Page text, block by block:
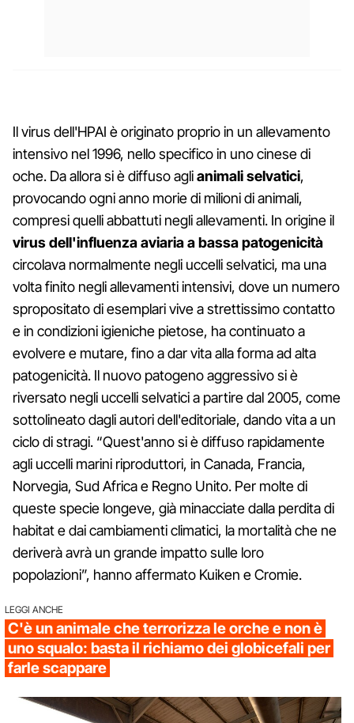
Il virus dell'HPAI è originato proprio in un allevamento
intensivo nel 1996, nello specifico in uno cinese di
oche. Da allora si è diffuso aglianimali selvatici,
provocando ogni anno morie di milioni di animali,
compresi quelli abbattuti negli allevamenti. In origine il
virus dell'influenza aviaria a bassa patogenicità
circolava normalmente negli uccelli selvatici, ma una
volta finito negli allevamenti intensivi, dove un numero
spropositato di esemplari vive a strettissimo contatto
e in condizioni igieniche pietose, ha continuato a
evolvere e mutare, fino a dar vita alla forma ad alta
patogenicità. Il nuovo patogeno aggressivo si è
riversato negli uccelli selvatici a partire dal 2005, come
sottolineato dagli autori dell'editoriale, dando vita a un
ciclo di stragi. “Quest'anno si è diffuso rapidamente
agli uccelli marini riproduttori, in Canada, Francia,
Norvegia, Sud Africa e Regno Unito. Per molte di
queste specie longeve, già minacciate dalla perdita di
habitat e dai cambiamenti climatici, la mortalità che ne
deriverà avrà un grande impatto sulle loro
popolazioni”, hanno affermato Kuiken e Cromie.
LEGGI ANCHE
C'è un animale che terrorizza le orche e non è
uno squalo: basta il richiamo dei globicefali per
farle scappare